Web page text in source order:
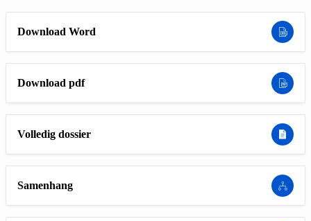
Download Word
Download pdf
Volledig dossier
Samenhang